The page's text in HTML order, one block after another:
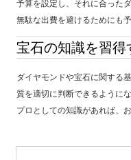
予算を設定し、それに合った
無駄な出費を避けるためにも
宝石の知識を習得
ダイヤモンドや宝石に関する
質を適切に判断できるようにな
プロとしての知識があれば、